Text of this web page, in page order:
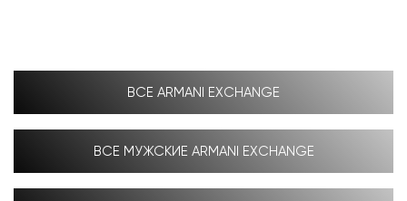
ВСЕ ARMANI EXCHANGE
ВСЕ МУЖСКИЕ ARMANI EXCHANGE